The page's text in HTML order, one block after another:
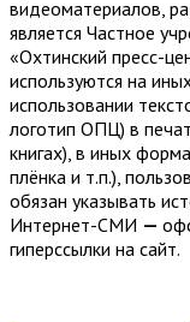
видеоматериалов,
является Частное
«Охтинский пресс-
используются на
использовании
логотип ОПЦ) в
книгах), в иных
плёнка и т.п.),
обязан указывать
Интернет-СМИ —
гиперссылки на сайт.